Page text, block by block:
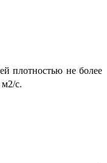
плотностью не более
м2/с.